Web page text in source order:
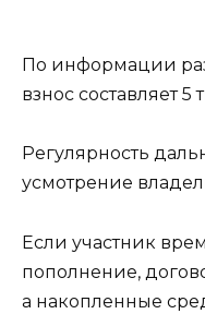
По информации
взнос составляет 5
Регулярность
усмотрение
Если участник
пополнение,
а накопленные